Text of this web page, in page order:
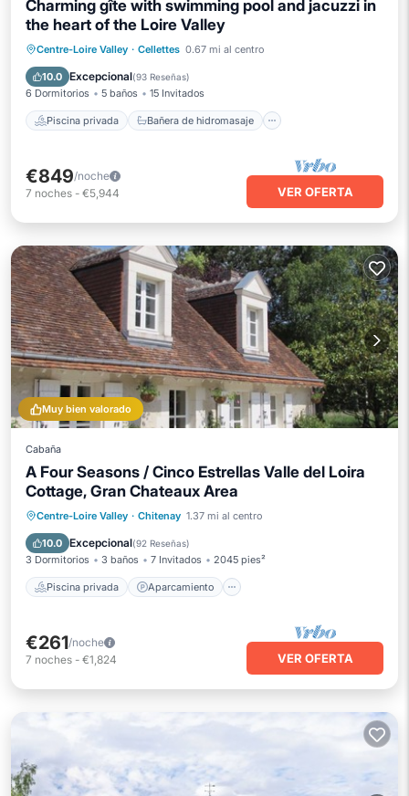
Charming gîte with swimming pool and jacuzzi in
the heart of the Loire Valley
Centre-Loire Valley · Cellettes 0.67 mi al centro
10.0 Excepcional(93 Reseñas)
6 Dormitorios 5 baños 15 Invitados
Piscina privada Bañera de hidromasaje
Piscina privada
Bañera de hidromasaje
Aparcamiento
€849/noche
7 noches - €5,944 VER OFERTA
Muy bien valorado
Cabaña
A Four Seasons / Cinco Estrellas Valle del Loira
Cottage, Gran Chateaux Area
Centre-Loire Valley · Chitenay 1.37 mi al centro
10.0 Excepcional(92 Reseñas)
3 Dormitorios 3 baños 7 Invitados 2045 pies²
Piscina privada Aparcamiento
Piscina privada
Aparcamiento
Piscina
Spa
€261/noche
7 noches - €1,824 VER OFERTA